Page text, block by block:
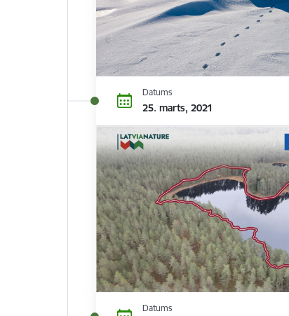
Datums
25. marts, 2021
Datums